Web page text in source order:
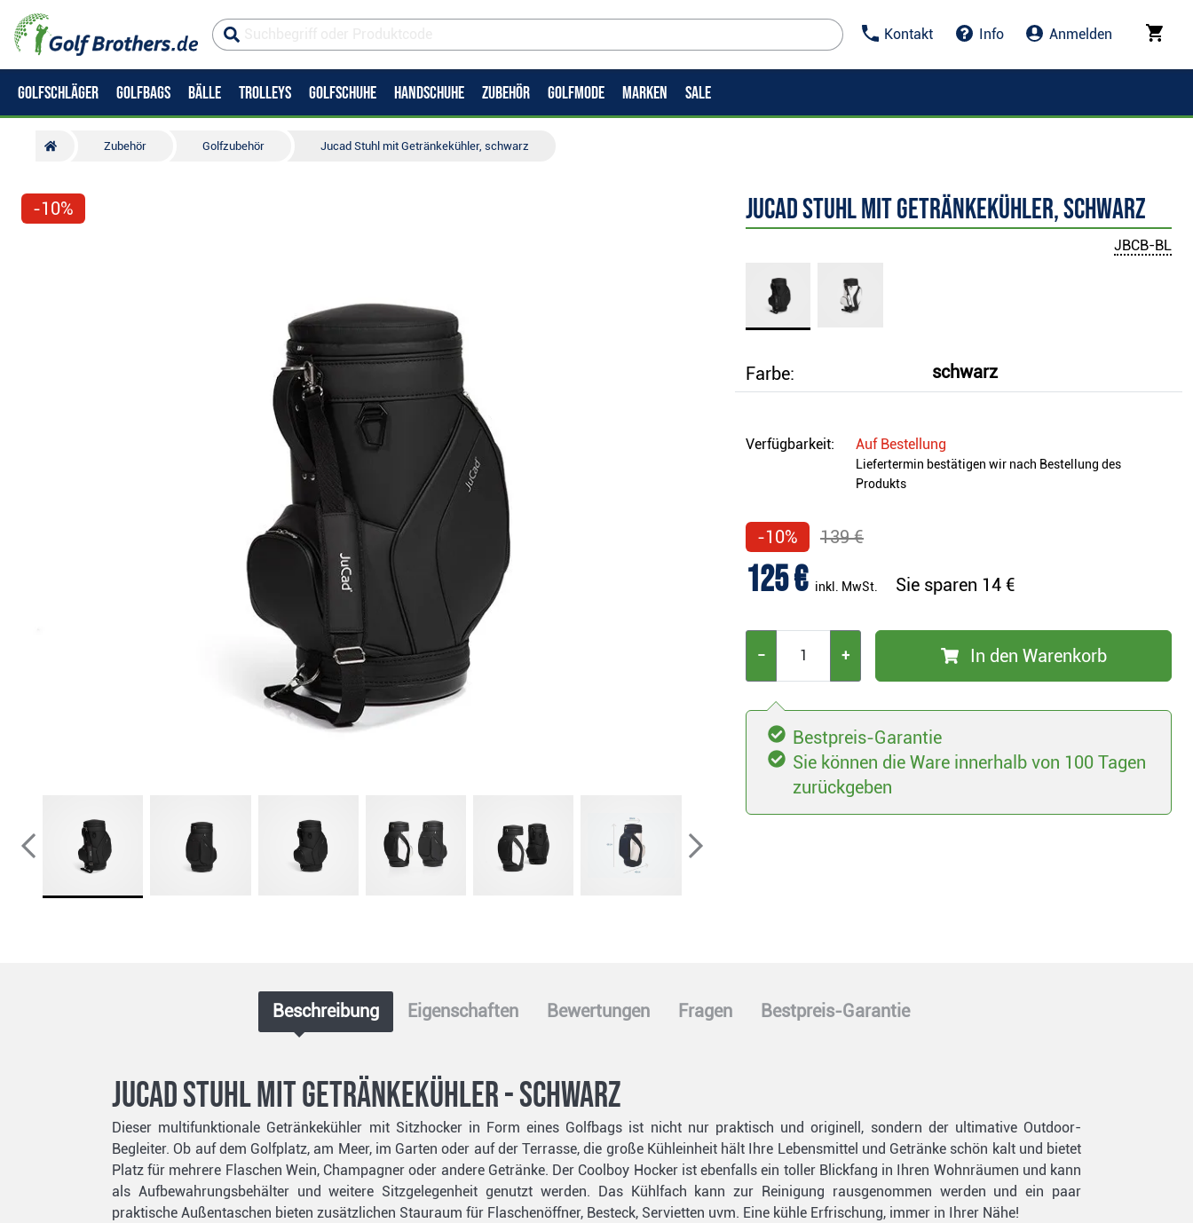
Kontakt Info Anmelden
GOLFSCHLÄGER GOLFBAGS BÄLLE TROLLEYS GOLFSCHUHE HANDSCHUHE ZUBEHÖR GOLFMODE MARKEN SALE
Zubehör Golfzubehör Jucad Stuhl mit Getränkekühler, schwarz
-10% Jucad Stuhl mit Getränkekühler, schwarz
JBCB-BL
Farbe: schwarz
Verfügbarkeit: Auf Bestellung
Liefertermin bestätigen wir nach Bestellung des
Produkts
-10% 139 €
125 € inkl. MwSt. Sie sparen 14 €
− + In den Warenkorb
Bestpreis-Garantie
Sie können die Ware innerhalb von 100 Tagen
zurückgeben
Beschreibung Eigenschaften Bewertungen Fragen Bestpreis-Garantie
Jucad Stuhl mit Getränkekühler - schwarz
Dieser multifunktionale Getränkekühler mit Sitzhocker in Form eines Golfbags ist nicht nur praktisch und originell, sondern der ultimative Outdoor-
Begleiter. Ob auf dem Golfplatz, am Meer, im Garten oder auf der Terrasse, die große Kühleinheit hält Ihre Lebensmittel und Getränke schön kalt und bietet
Platz für mehrere Flaschen Wein, Champagner oder andere Getränke. Der Coolboy Hocker ist ebenfalls ein toller Blickfang in Ihren Wohnräumen und kann
als Aufbewahrungsbehälter und weitere Sitzgelegenheit genutzt werden. Das Kühlfach kann zur Reinigung rausgenommen werden und ein paar
praktische Außentaschen bieten zusätzlichen Stauraum für Flaschenöffner, Besteck, Servietten uvm. Eine kühle Erfrischung, immer in Ihrer Nähe!